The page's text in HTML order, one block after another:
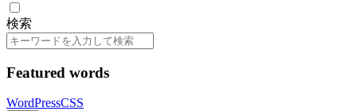
検索
検
Featured words
WordPressCSS